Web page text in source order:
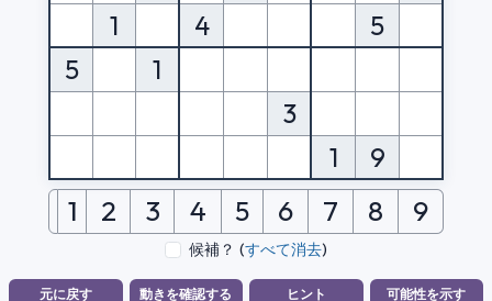
1
4
5
5
1
3
1
9
1 2 3 4 5 6 7 8 9
候補？ (すべて消去)